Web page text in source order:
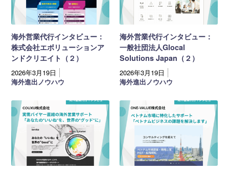
海外営業代行インタビュー：
株式会社エボリューションア
ンドクリエイト（２）
2026年3月19日
海外進出ノウハウ
海外営業代行インタビュー：
一般社団法人Glocal
Solutions Japan（２）
2026年3月19日
海外進出ノウハウ